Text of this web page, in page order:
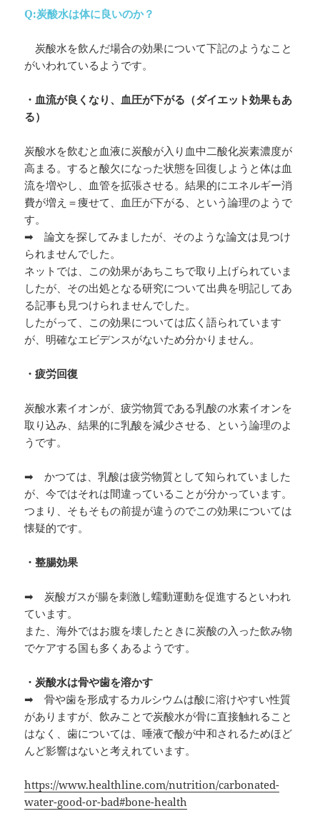
Q:炭酸水は体に良いのか？
炭酸水を飲んだ場合の効果について下記のようなこと
がいわれているようです。
・血流が良くなり、血圧が下がる（ダイエット効果もあ
る）
炭酸水を飲むと血液に炭酸が入り血中二酸化炭素濃度が
高まる。すると酸欠になった状態を回復しようと体は血
流を増やし、血管を拡張させる。結果的にエネルギー消
費が増え＝痩せて、血圧が下がる、という論理のようで
す。
➡ 論文を探してみましたが、そのような論文は見つけ
られませんでした。
ネットでは、この効果があちこちで取り上げられていま
したが、その出処となる研究について出典を明記してあ
る記事も見つけられませんでした。
したがって、この効果については広く語られています
が、明確なエビデンスがないため分かりません。
・疲労回復
炭酸水素イオンが、疲労物質である乳酸の水素イオンを
取り込み、結果的に乳酸を減少させる、という論理のよ
うです。
➡ かつては、乳酸は疲労物質として知られていました
が、今ではそれは間違っていることが分かっています。
つまり、そもそもの前提が違うのでこの効果については
懐疑的です。
・整腸効果
➡ 炭酸ガスが腸を刺激し蠕動運動を促進するといわれ
ています。
また、海外ではお腹を壊したときに炭酸の入った飲み物
でケアする国も多くあるようです。
・炭酸水は骨や歯を溶かす
➡ 骨や歯を形成するカルシウムは酸に溶けやすい性質
がありますが、飲みことで炭酸水が骨に直接触れること
はなく、歯については、唾液で酸が中和されるためほど
んど影響はないと考えれています。
https://www.healthline.com/nutrition/carbonated-
water-good-or-bad#bone-health